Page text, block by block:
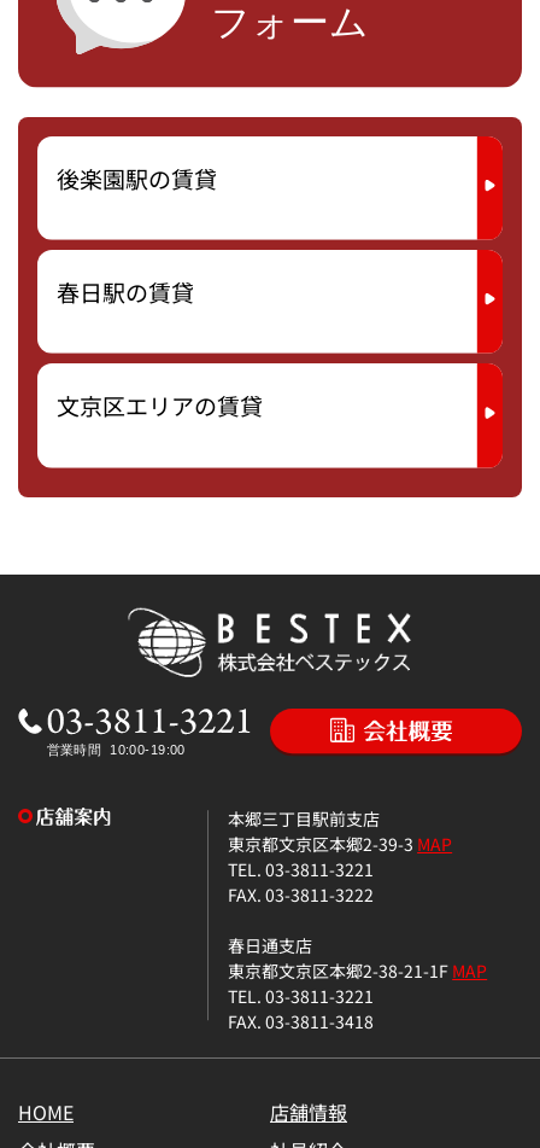
後楽園駅の賃貸
春日駅の賃貸
文京区エリアの賃貸
本郷三丁目駅前支店
東京都文京区本郷2-39-3 MAP
TEL. 03-3811-3221
FAX. 03-3811-3222
春日通支店
東京都文京区本郷2-38-21-1FMAP
TEL. 03-3811-3221
FAX. 03-3811-3418
HOME
店舗情報